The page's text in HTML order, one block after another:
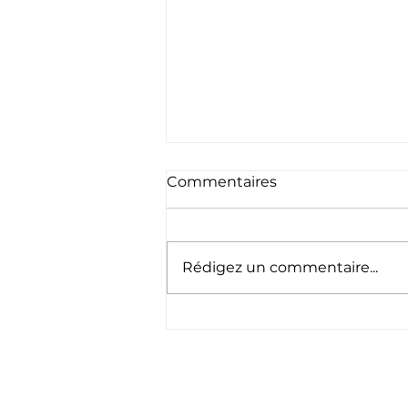
Commentaires
Rédigez un commentaire...